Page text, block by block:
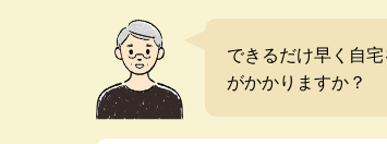
できるだけ早く自
がかかりますか？